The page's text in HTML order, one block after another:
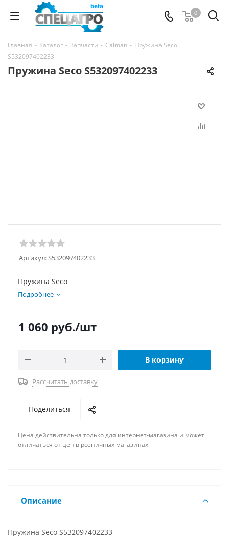
0
Главная - Каталог - Запчасти - Caiman - Пружина Seco
S532097402233
Пружина Seco S532097402233
Артикул:S532097402233
Пружина Seco
Подробнее
1 060 руб./шт
В корзину
Рассчитать доставку
Поделиться
Цена действительна только для интернет-магазина и может
отличаться от цен в розничных магазинах
Описание
Пружина Seco S532097402233